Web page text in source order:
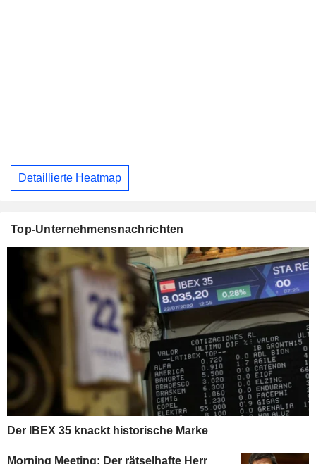
Detaillierte Heatmap
Top-Unternehmensnachrichten
Der IBEX 35 knackt historische Marke
Morning Meeting: Der rätselhafte Herr